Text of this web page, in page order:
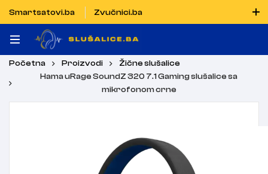
Smartsatovi.ba
Zvučnici.ba
Naručiti možete i porukom putem Vibera i WhatsAppa
Početna Proizvodi
Žične slušalice
Hama uRage SoundZ 320 7.1 Gaming slušalice sa
mikrofonom crne